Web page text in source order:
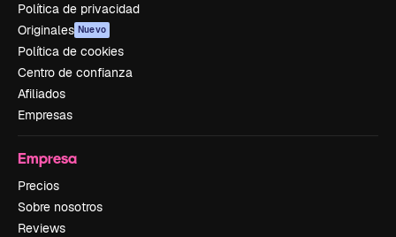
Política de privacidad
Originales Nuevo
Política de cookies
Centro de confianza
Afiliados
Empresas
Empresa
Precios
Sobre nosotros
Reviews